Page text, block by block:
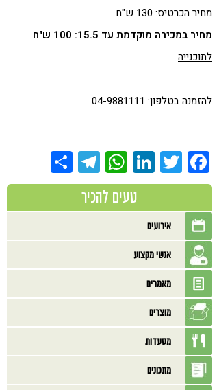
מחיר הכרטיס: 130 ש"ח
מחיר במכירה מוקדמת עד 15.5: 100 ש"ח
לתוכנייה
להזמנה בטלפון: 04-9881111
Facebook
Twitter
LinkedIn
WhatsApp
Telegram
טעים להכיר
אירועים
אנשי מקצוע
מאמרים
מוצרים
מסעדות
מתכונים